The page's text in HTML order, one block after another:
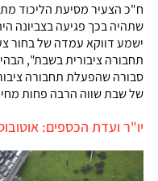
ח"כ הצעיר מסיעת הליכוד
שתהיה בכך פגיעה בצביונה
ישמע דווקא עמדה של בחור
תחבורה ציבורית בשבת",
סבורה שהפעלת תחבורה
של שבת שווה הרבה פחות
יו"ר ועדת הכספים: